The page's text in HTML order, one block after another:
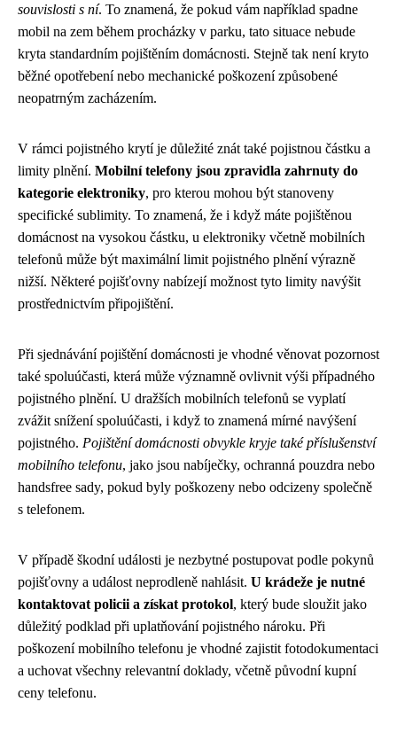
souvislosti s ní. To znamená, že pokud vám například spadne
mobil na zem během procházky v parku, tato situace nebude
kryta standardním pojištěním domácnosti. Stejně tak není kryto
běžné opotřebení nebo mechanické poškození způsobené
neopatrným zacházením.
V rámci pojistného krytí je důležité znát také pojistnou částku a
limity plnění. Mobilní telefony jsou zpravidla zahrnuty do
kategorie elektroniky, pro kterou mohou být stanoveny
specifické sublimity. To znamená, že i když máte pojištěnou
domácnost na vysokou částku, u elektroniky včetně mobilních
telefonů může být maximální limit pojistného plnění výrazně
nižší. Některé pojišťovny nabízejí možnost tyto limity navýšit
prostřednictvím připojištění.
Při sjednávání pojištění domácnosti je vhodné věnovat pozornost
také spoluúčasti, která může významně ovlivnit výši případného
pojistného plnění. U dražších mobilních telefonů se vyplatí
zvážit snížení spoluúčasti, i když to znamená mírné navýšení
pojistného. Pojištění domácnosti obvykle kryje také příslušenství
mobilního telefonu, jako jsou nabíječky, ochranná pouzdra nebo
handsfree sady, pokud byly poškozeny nebo odcizeny společně
s telefonem.
V případě škodní události je nezbytné postupovat podle pokynů
pojišťovny a událost neprodleně nahlásit. U krádeže je nutné
kontaktovat policii a získat protokol, který bude sloužit jako
důležitý podklad při uplatňování pojistného nároku. Při
poškození mobilního telefonu je vhodné zajistit fotodokumentaci
a uchovat všechny relevantní doklady, včetně původní kupní
ceny telefonu.